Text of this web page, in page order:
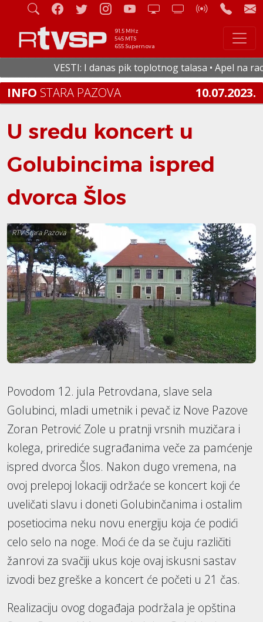
91.5 MHz
545 MTS
655 Supernova
VESTI: I danas pik toplotnog talasa • Apel na
INFO STARA PAZOVA 10.07.2023.
U sredu koncert u
Golubincima ispred
dvorca Šlos
RTV Stara Pazova
Povodom 12. jula Petrovdana, slave sela
Golubinci, mladi umetnik i pevač iz Nove Pazove
Zoran Petrović Zole u pratnji vrsnih muzičara i
kolega, prirediće sugrađanima veče za pamćenje
ispred dvorca Šlos. Nakon dugo vremena, na
ovoj prelepoj lokaciji održaće se koncert koji će
uveličati slavu i doneti Golubinčanima i ostalim
posetiocima neku novu energiju koja će podići
celo selo na noge. Moći će da se čuju različiti
žanrovi za svačiji ukus koje ovaj iskusni sastav
izvodi bez greške a koncert će početi u 21 čas.
Realizaciju ovog događaja podržala je opština